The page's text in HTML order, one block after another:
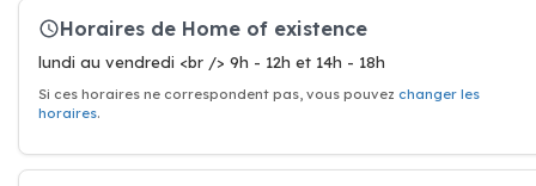
Horaires de Home of existence
lundi au vendredi <br /> 9h - 12h et 14h - 18h
Si ces horaires ne correspondent pas, vous pouvez changer les
horaires.